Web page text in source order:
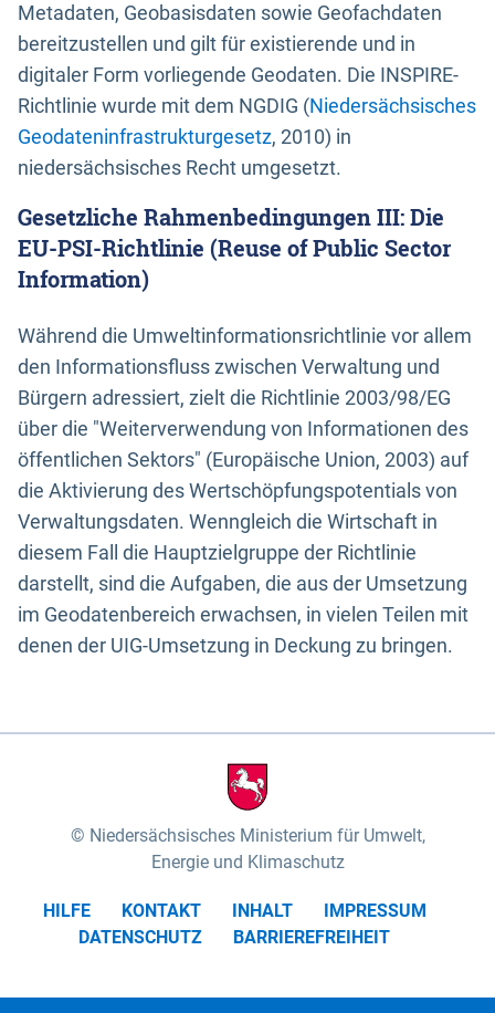
Metadaten, Geobasisdaten sowie Geofachdaten
bereitzustellen und gilt für existierende und in
digitaler Form vorliegende Geodaten. Die INSPIRE-
Richtlinie wurde mit dem NGDIG (Niedersächsisches
Geodateninfrastrukturgesetz, 2010) in
niedersächsisches Recht umgesetzt.
Gesetzliche Rahmenbedingungen III: Die
EU-PSI-Richtlinie (Reuse of Public Sector
Information)
Während die Umweltinformationsrichtlinie vor allem
den Informationsfluss zwischen Verwaltung und
Bürgern adressiert, zielt die Richtlinie 2003/98/EG
über die "Weiterverwendung von Informationen des
öffentlichen Sektors" (Europäische Union, 2003) auf
die Aktivierung des Wertschöpfungspotentials von
Verwaltungsdaten. Wenngleich die Wirtschaft in
diesem Fall die Hauptzielgruppe der Richtlinie
darstellt, sind die Aufgaben, die aus der Umsetzung
im Geodatenbereich erwachsen, in vielen Teilen mit
denen der UIG-Umsetzung in Deckung zu bringen.
Niedersächsisches Ministerium für Umwelt,
Energie und Klimaschutz
HILFE KONTAKT INHALT
IMPRESSUM
DATENSCHUTZ
BARRIEREFREIHEIT